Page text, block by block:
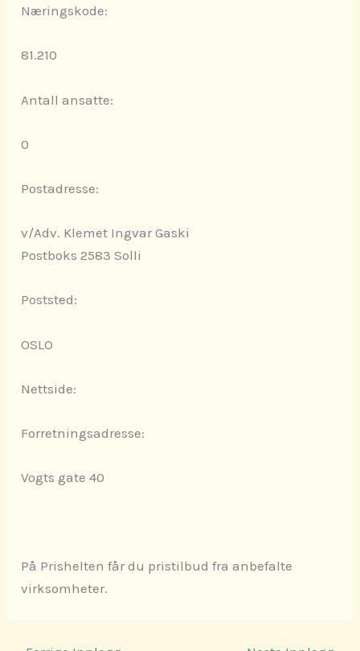
Næringskode:
81.210
Antall ansatte:
0
Postadresse:
v/Adv. Klemet Ingvar Gaski
Postboks 2583 Solli
Poststed:
OSLO
Nettside:
Forretningsadresse:
Vogts gate 40
På Prishelten får du pristilbud fra anbefalte
virksomheter.